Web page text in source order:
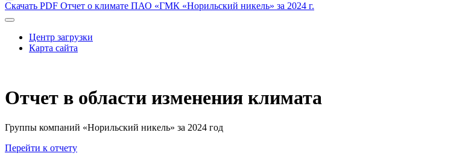
Скачать PDF Отчет о климате ПАО «ГМК «Норильский никель» за 2024 г.
Центр загрузки
Карта сайта
Отчет в области изменения климата
Группы компаний «Норильский никель» за 2024 год
Перейти к отчету